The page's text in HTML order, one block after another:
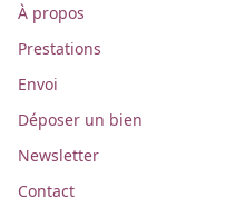
À propos
Prestations
Envoi
Déposer un bien
Newsletter
Contact